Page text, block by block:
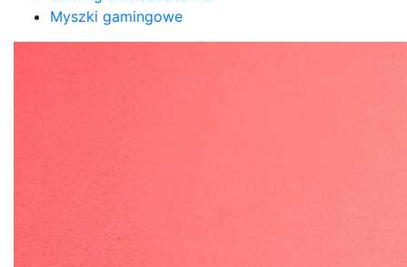
Myszki gamingowe